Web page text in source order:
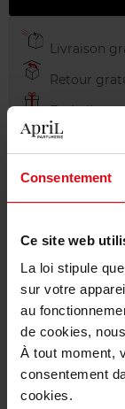
Consentement
Ce site web
La loi stipule
sur votre
au
de cookies,
À tout moment,
consentement
cookies.
Livraison
Retour
Emballage
Conseil
Avis client